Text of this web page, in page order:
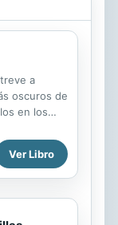
a
oscuros de
en los
de su
en
Ver Libro